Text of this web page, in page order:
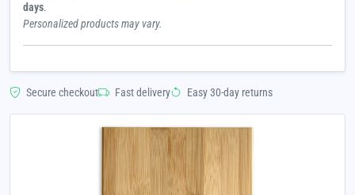
days.
Personalized products may vary.
Secure checkout Fast delivery Easy 30-day returns